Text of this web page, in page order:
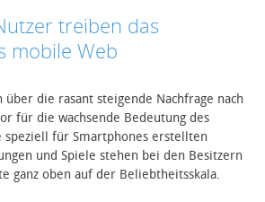
treiben das
mobile Web
über die rasant steigende Nachfrage nach
für die wachsende Bedeutung des
für Smartphones erstellten
und Spiele stehen bei den Besitzern
ganz oben auf der Beliebtheitsskala.